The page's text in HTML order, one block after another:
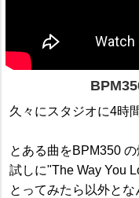
久々にスタジオに4時
とある曲をBPM350
試しに"The Way You
とってみたら以外とな